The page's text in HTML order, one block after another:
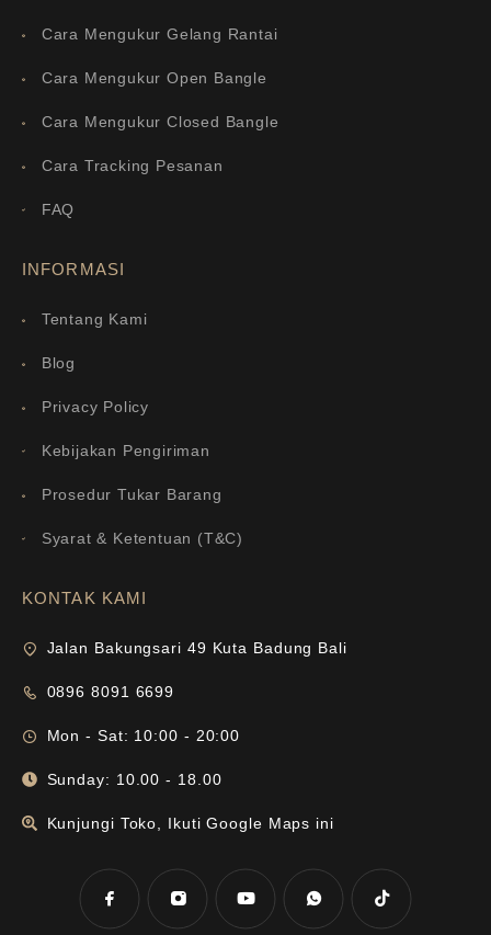
Cara Mengukur Gelang Rantai
Cara Mengukur Open Bangle
Cara Mengukur Closed Bangle
Cara Tracking Pesanan
FAQ
INFORMASI
Tentang Kami
Blog
Privacy Policy
Kebijakan Pengiriman
Prosedur Tukar Barang
Syarat & Ketentuan (T&C)
KONTAK KAMI
Jalan Bakungsari 49 Kuta Badung Bali
0896 8091 6699
Mon - Sat: 10:00 - 20:00
Sunday: 10.00 - 18.00
Kunjungi Toko, Ikuti Google Maps ini